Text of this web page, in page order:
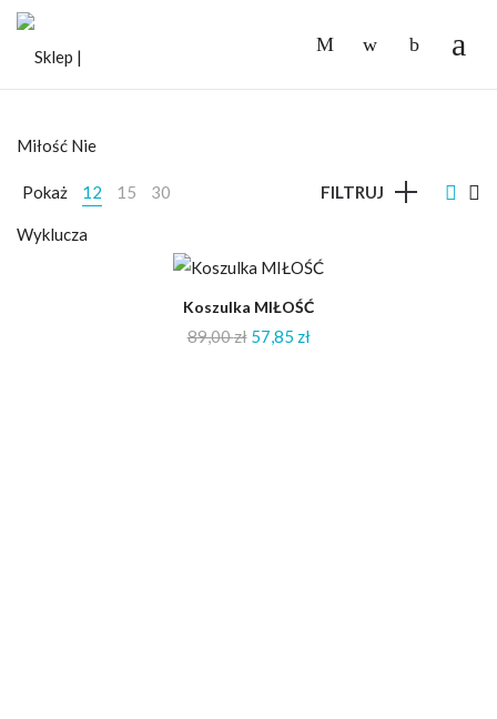
Pokaż 12 15 30 FILTRUJ
Koszulka MIŁOŚĆ
89,00zł 57,85 zł